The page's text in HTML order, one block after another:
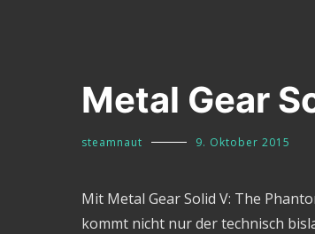
Metal Gear
steamnaut 9. Oktober 2015
Mit Metal Gear Solid V: The
kommt nicht nur der technisch